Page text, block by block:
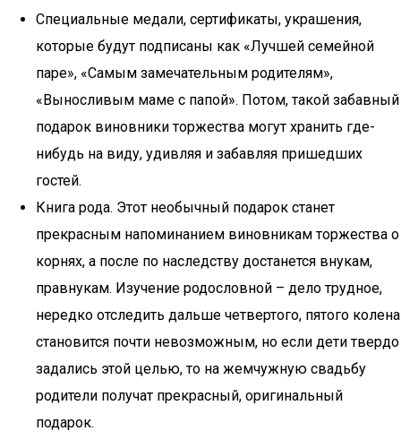
Специальные медали, сертификаты, украшения,
которые будут подписаны как «Лучшей семейной
паре», «Самым замечательным родителям»,
«Выносливым маме с папой». Потом, такой забавный
подарок виновники торжества могут хранить где-
нибудь на виду, удивляя и забавляя пришедших
гостей.
Книга рода. Этот необычный подарок станет
прекрасным напоминанием виновникам торжества о
корнях, а после по наследству достанется внукам,
правнукам. Изучение родословной – дело трудное,
нередко отследить дальше четвертого, пятого колена
становится почти невозможным, но если дети твердо
задались этой целью, то на жемчужную свадьбу
родители получат прекрасный, оригинальный
подарок.